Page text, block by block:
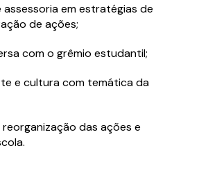
em estratégias de
de ações;
com o grêmio estudantil;
e cultura com temática da
das ações e